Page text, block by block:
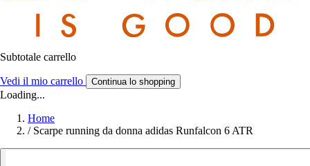
Subtotale carrello
Vedi il mio carrello Continua lo shopping
Loading...
Home
/ Scarpe running da donna adidas Runfalcon 6 ATR